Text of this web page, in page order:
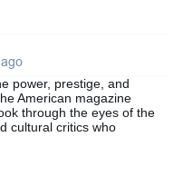
power, prestige, and
American magazine
through the eyes of the
cultural critics who